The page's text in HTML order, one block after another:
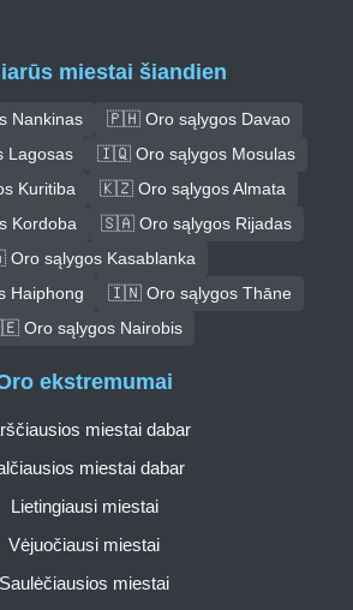
miestai šiandien
Nankinas
🇵🇭 Oro sąlygos Davao
🇮🇶 Oro sąlygos Mosulas
Kuritiba
🇰🇿 Oro sąlygos Almata
Kordoba
🇸🇦 Oro sąlygos Rijadas
sąlygos Kasablanka
🇮🇳 Oro sąlygos Thāne
Oro sąlygos Nairobis
ekstremumai
miestai dabar
miestai dabar
Lietingiausi miestai
Vėjuočiausi miestai
Saulėčiausios miestai